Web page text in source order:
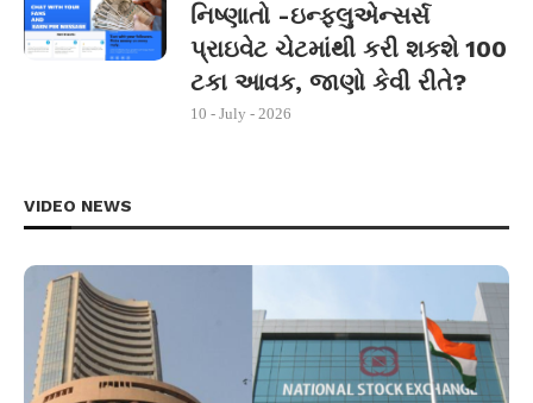
નિષ્ણાતો -ઇન્ફ્લુએન્સર્સ
પ્રાઇવેટ ચેટમાંથી કરી શકશે 100
ટકા આવક, જાણો કેવી રીતે?
10 - July - 2026
VIDEO NEWS